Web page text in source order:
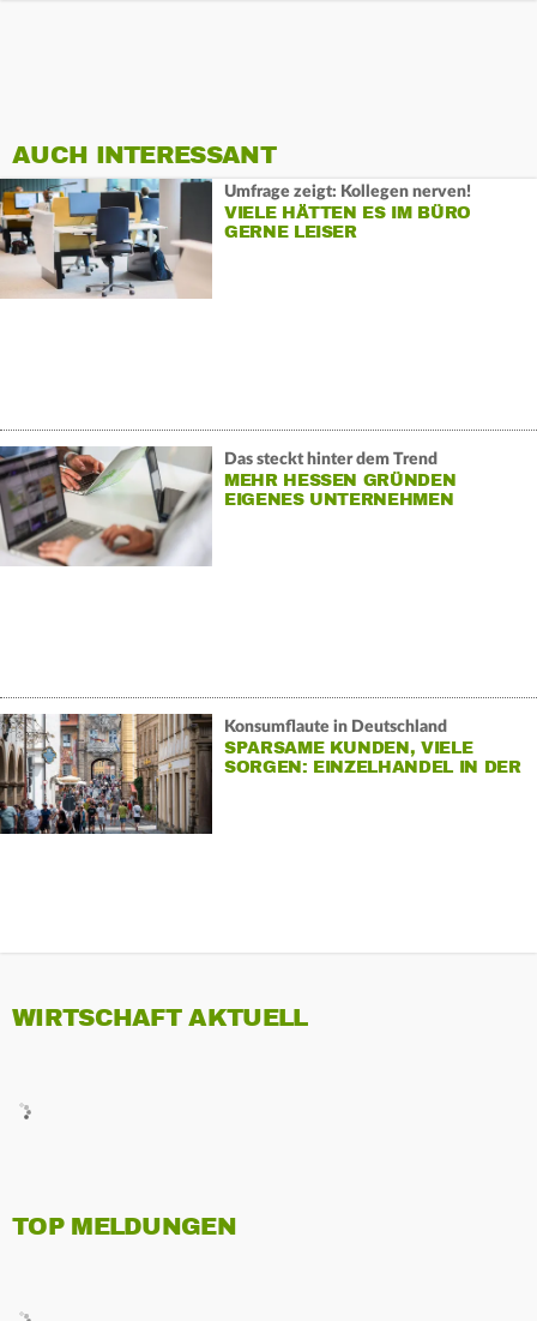
AUCH INTERESSANT
Umfrage zeigt: Kollegen nerven!
VIELE HÄTTEN ES IM BÜRO
GERNE LEISER
Das steckt hinter dem Trend
MEHR HESSEN GRÜNDEN
EIGENES UNTERNEHMEN
Konsumflaute in Deutschland
SPARSAME KUNDEN, VIELE
SORGEN: EINZELHANDEL IN DER
WIRTSCHAFT AKTUELL
TOP MELDUNGEN